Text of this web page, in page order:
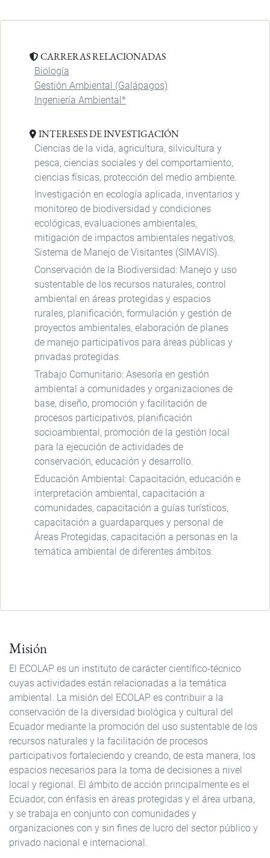
CARRERAS RELACIONADAS
Biología
Gestión Ambiental (Galápagos)
Ingeniería Ambiental*
INTERESES DE INVESTIGACIÓN
Ciencias de la vida, agricultura, silvicultura y
pesca, ciencias sociales y del comportamiento,
ciencias físicas, protección del medio ambiente.
Investigación en ecología aplicada, inventarios y
monitoreo de biodiversidad y condiciones
ecológicas, evaluaciones ambientales,
mitigación de impactos ambientales negativos,
Sistema de Manejo de Visitantes (SIMAVIS).
Conservación de la Biodiversidad: Manejo y uso
sustentable de los recursos naturales, control
ambiental en áreas protegidas y espacios
rurales, planificación, formulación y gestión de
proyectos ambientales, elaboración de planes
de manejo participativos para áreas públicas y
privadas protegidas.
Trabajo Comunitario: Asesoría en gestión
ambiental a comunidades y organizaciones de
base, diseño, promoción y facilitación de
procesos participativos, planificación
socioambiental, promoción de la gestión local
para la ejecución de actividades de
conservación, educación y desarrollo.
Educación Ambiental: Capacitación, educación e
interpretación ambiental, capacitación a
comunidades, capacitación a guías turísticos,
capacitación a guardaparques y personal de
Áreas Protegidas, capacitación a personas en la
temática ambiental de diferentes ámbitos.
Misión
El ECOLAP es un instituto de carácter científico-técnico
cuyas actividades están relacionadas a la temática
ambiental. La misión del ECOLAP es contribuir a la
conservación de la diversidad biológica y cultural del
Ecuador mediante la promoción del uso sustentable de los
recursos naturales y la facilitación de procesos
participativos fortaleciendo y creando, de esta manera, los
espacios necesarios para la toma de decisiones a nivel
local y regional. El ámbito de acción principalmente es el
Ecuador, con énfasis en áreas protegidas y el área urbana,
y se trabaja en conjunto con comunidades y
organizaciones con y sin fines de lucro del sector público y
privado nacional e internacional.